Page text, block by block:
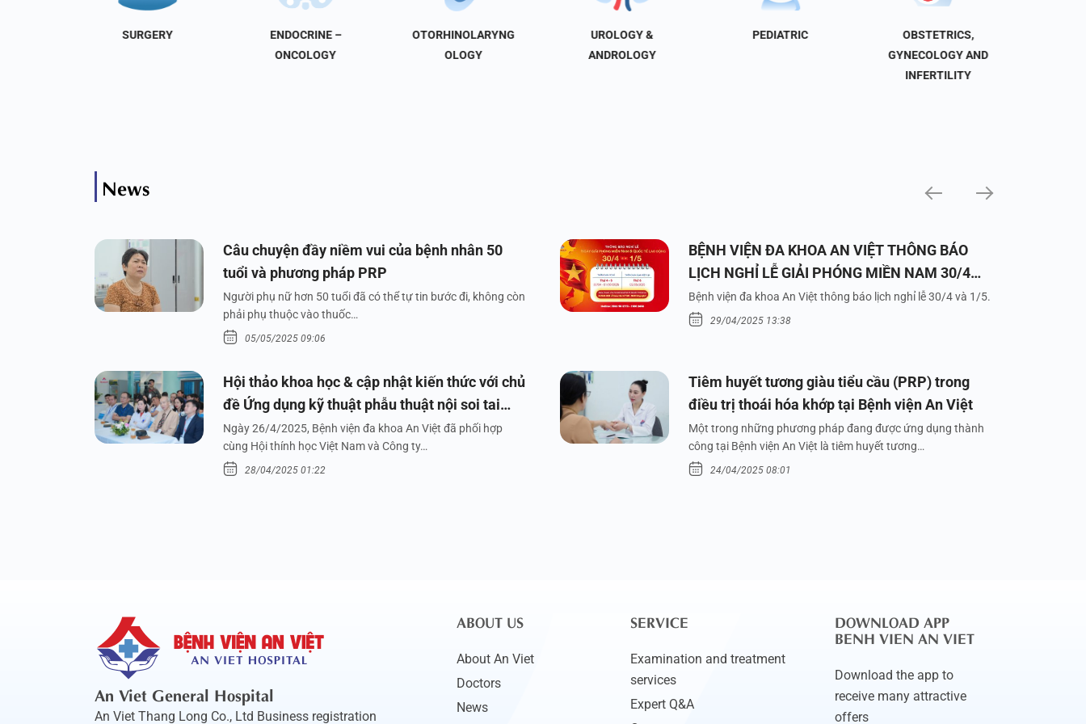
SURGERY
ENDOCRINE –
ONCOLOGY
OTORHINOLARYNG
OLOGY
UROLOGY &
ANDROLOGY
PEDIATRIC
OBSTETRICS,
GYNECOLOGY AND
INFERTILITY
News
Câu chuyện đầy niềm vui của bệnh nhân 50
tuổi và phương pháp PRP
Người phụ nữ hơn 50 tuổi đã có thể tự tin bước đi, không còn
phải phụ thuộc vào thuốc…
05/05/2025 09:06
BỆNH VIỆN ĐA KHOA AN VIỆT THÔNG BÁO
LỊCH NGHỈ LỄ GIẢI PHÓNG MIỀN NAM 30/4
VÀ QUỐC TẾ LAO ĐỘNG 1/5/2025
Bệnh viện đa khoa An Việt thông báo lịch nghỉ lễ 30/4 và 1/5.
29/04/2025 13:38
Hội thảo khoa học & cập nhật kiến thức với chủ
đề Ứng dụng kỹ thuật phẫu thuật nội soi tai
dưới nước
Ngày 26/4/2025, Bệnh viện đa khoa An Việt đã phối hợp
cùng Hội thính học Việt Nam và Công ty…
28/04/2025 01:22
Tiêm huyết tương giàu tiểu cầu (PRP) trong
điều trị thoái hóa khớp tại Bệnh viện An Việt
Một trong những phương pháp đang được ứng dụng thành
công tại Bệnh viện An Việt là tiêm huyết tương…
24/04/2025 08:01
An Viet General Hospital
An Viet Thang Long Co., Ltd Business registration
ABOUT US
About An Viet
Doctors
News
SERVICE
Examination and treatment
services
Expert Q&A
DOWNLOAD APP
BENH VIEN AN VIET
Download the app to
receive many attractive
offers